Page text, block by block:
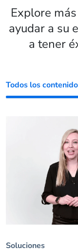
Explore
ayudar a su
a tener
Todos los
Soluciones